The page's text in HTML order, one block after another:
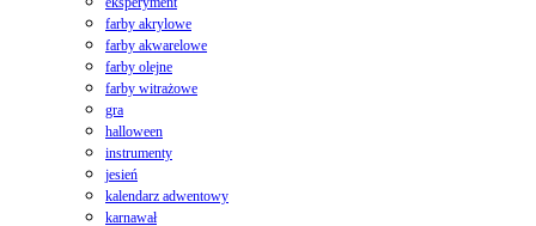
farby akrylowe
farby akwarelowe
farby olejne
farby witrażowe
gra
halloween
instrumenty
jesień
kalendarz adwentowy
karnawał